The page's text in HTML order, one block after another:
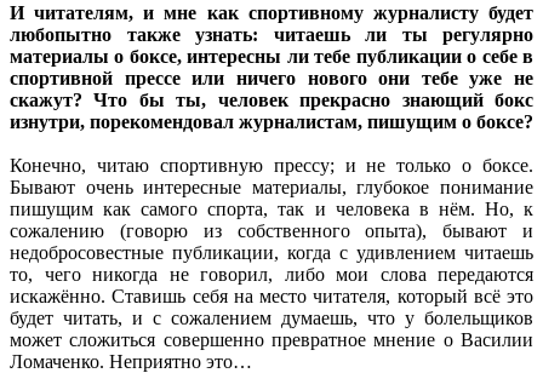
И читателям, и мне как спортивному журналисту будет
любопытно также узнать: читаешь ли ты регулярно
материалы о боксе, интересны ли тебе публикации о себе в
спортивной прессе или ничего нового они тебе уже не
скажут? Что бы ты, человек прекрасно знающий бокс
изнутри, порекомендовал журналистам, пишущим о боксе?
Конечно, читаю спортивную прессу; и не только о боксе.
Бывают очень интересные материалы, глубокое понимание
пишущим как самого спорта, так и человека в нём. Но, к
сожалению (говорю из собственного опыта), бывают и
недобросовестные публикации, когда с удивлением читаешь
то, чего никогда не говорил, либо мои слова передаются
искажённо. Ставишь себя на место читателя, который всё это
будет читать, и с сожалением думаешь, что у болельщиков
может сложиться совершенно превратное мнение о Василии
Ломаченко. Неприятно это…